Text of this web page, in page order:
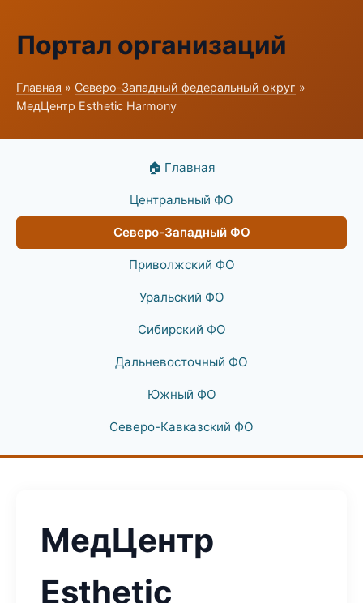
Портал организаций
Главная » Северо-Западный федеральный округ »
МедЦентр Esthetic Harmony
🏠 Главная
Центральный ФО
Северо-Западный ФО
Приволжский ФО
Уральский ФО
Сибирский ФО
Дальневосточный ФО
Южный ФО
Северо-Кавказский ФО
МедЦентр
Esthetic